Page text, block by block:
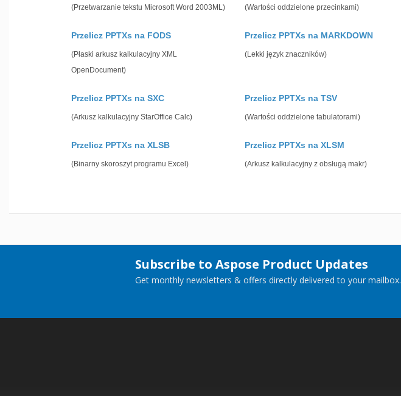
(Przetwarzanie tekstu Microsoft Word 2003ML) (Wartości oddzielone przecinkami)
Przelicz PPTXs na FODS
(Płaski arkusz kalkulacyjny XML
OpenDocument)
Przelicz PPTXs na MARKDOWN
(Lekki język znaczników)
Przelicz PPTXs na SXC
(Arkusz kalkulacyjny StarOffice Calc)
Przelicz PPTXs na TSV
(Wartości oddzielone tabulatorami)
Przelicz PPTXs na XLSB
(Binarny skoroszyt programu Excel)
Przelicz PPTXs na XLSM
(Arkusz kalkulacyjny z obsługą makr)
Subscribe to Aspose Product Updates
Get monthly newsletters & offers directly delivered to your mailbox.